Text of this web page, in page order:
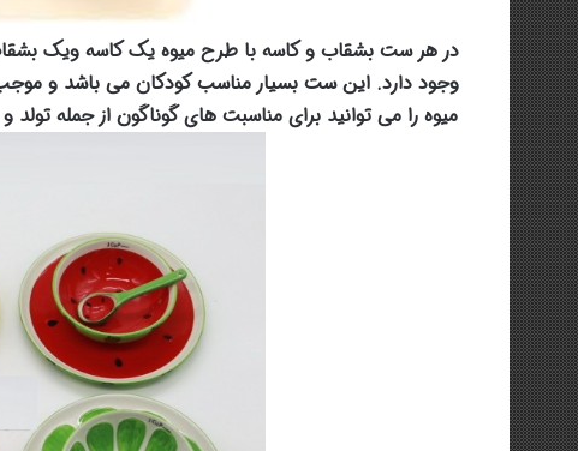
در هر ست بشقاب و کاسه با طرح میوه یک کاسه ویک
وجود دارد. این ست بسیار مناسب کودکان می باشد و
میوه را می توانید برای مناسبت های گوناگون از جمله